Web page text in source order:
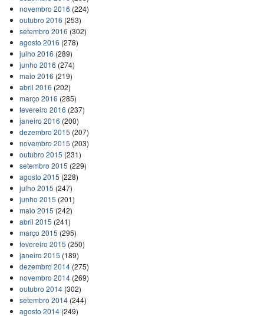
novembro 2016 (224)
outubro 2016 (253)
setembro 2016 (302)
agosto 2016 (278)
julho 2016 (289)
junho 2016 (274)
maio 2016 (219)
abril 2016 (202)
março 2016 (285)
fevereiro 2016 (237)
janeiro 2016 (200)
dezembro 2015 (207)
novembro 2015 (203)
outubro 2015 (231)
setembro 2015 (229)
agosto 2015 (228)
julho 2015 (247)
junho 2015 (201)
maio 2015 (242)
abril 2015 (241)
março 2015 (295)
fevereiro 2015 (250)
janeiro 2015 (189)
dezembro 2014(275)
novembro 2014(269)
outubro 2014(302)
setembro 2014(244)
agosto 2014(249)